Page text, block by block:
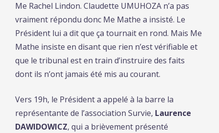
Me Rachel Lindon. Claudette UMUHOZA n’a pas
vraiment répondu donc Me Mathe a insisté. Le
Président lui a dit que ça tournait en rond. Mais Me
Mathe insiste en disant que rien n’est vérifiable et
que le tribunal est en train d’instruire des faits
dont ils n’ont jamais été mis au courant.
Vers 19h, le Président a appelé à la barre la
représentante de l’association Survie, Laurence
DAWIDOWICZ, qui a brièvement présenté